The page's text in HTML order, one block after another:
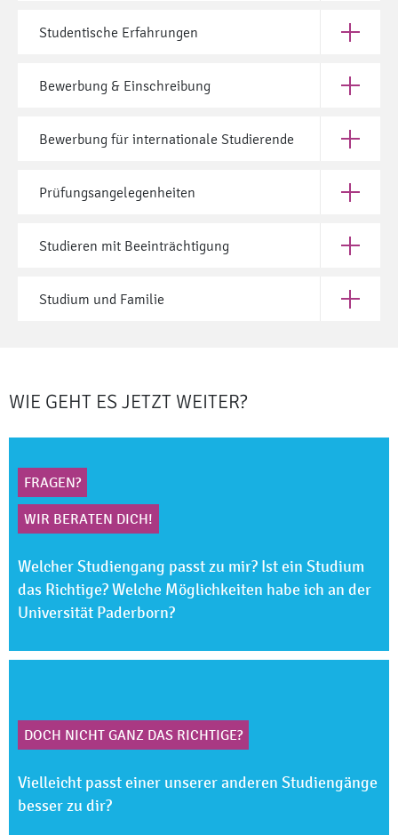
Studentische Erfahrungen Öffne
Bewerbung & Einschreibung Öffne
Bewerbung für internationale Studierende Öffne
Prüfungsangelegenheiten Öffne
Studieren mit Beeinträchtigung Öffne
Studium und Familie Öffne
WIE GEHT ES JETZT WEITER?
FRAGEN?
WIR BERATEN DICH!
Welcher Studiengang passt zu mir? Ist ein Studium
das Richtige? Welche Möglichkeiten habe ich an der
Universität Paderborn?
DOCH NICHT GANZ DAS RICHTIGE?
Vielleicht passt einer unserer anderen Studiengänge
besser zu dir?